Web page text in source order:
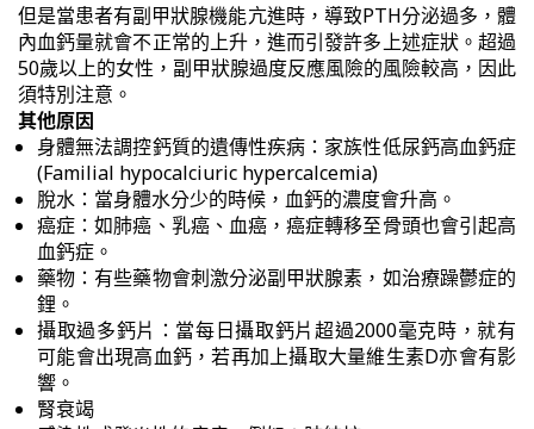
但是當患者有副甲狀腺機能亢進時，導致PTH分泌過多，體
內血鈣量就會不正常的上升，進而引發許多上述症狀。超過
50歲以上的女性，副甲狀腺過度反應風險的風險較高，因此
須特別注意。
其他原因
身體無法調控鈣質的遺傳性疾病：家族性低尿鈣高血鈣症
(Familial hypocalciuric hypercalcemia)
脫水：當身體水分少的時候，血鈣的濃度會升高。
癌症：如肺癌、乳癌、血癌，癌症轉移至骨頭也會引起高
血鈣症。
藥物：有些藥物會刺激分泌副甲狀腺素，如治療躁鬱症的
鋰。
攝取過多鈣片：當每日攝取鈣片超過2000毫克時，就有
可能會出現高血鈣，若再加上攝取大量維生素D亦會有影
響。
腎衰竭